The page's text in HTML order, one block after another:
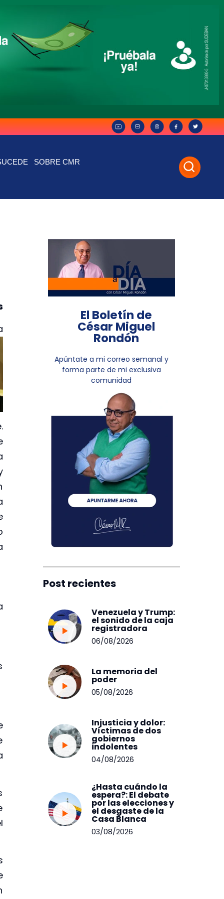
SOBRE CMR
El Boletín de
César Miguel
Rondón
Apúntate a mi correo semanal y
forma parte de mi exclusiva
comunidad
Post recientes
Venezuela y Trump:
el sonido de la caja
registradora
06/08/2026
La memoria del
poder
05/08/2026
Injusticia y dolor:
Víctimas de dos
gobiernos
indolentes
04/08/2026
¿Hasta cuándo la
espera?: El debate
por las elecciones y
el desgaste de la
Casa Blanca
03/08/2026